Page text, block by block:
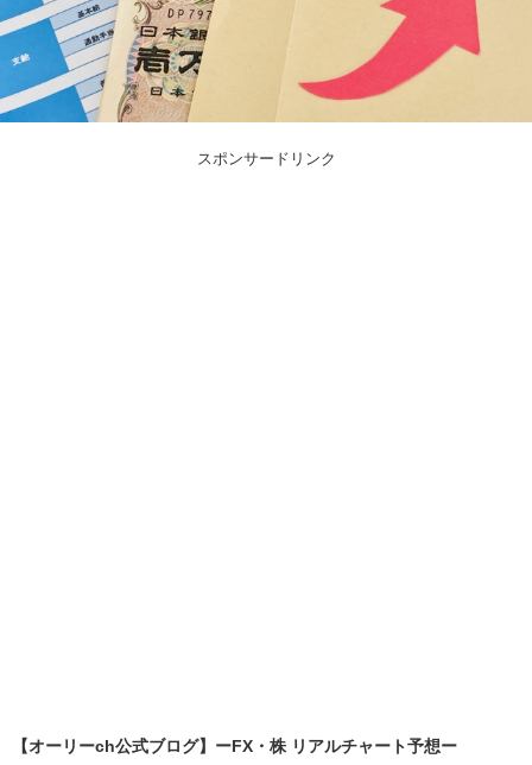
スポンサードリンク
【オーリーch公式ブログ】ーFX・株 リアルチャート予想ー